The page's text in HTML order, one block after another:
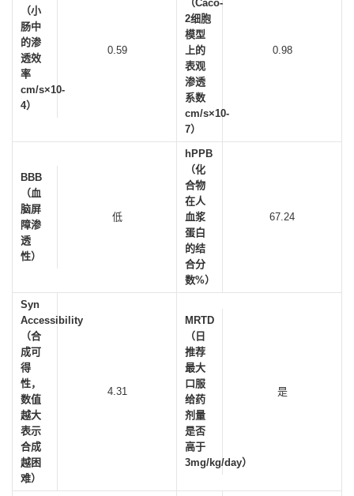
（小
肠中
的渗
透效
率
cm/s×10-
4）
0.59
（Caco-
2细胞
模型
上的
表观
渗透
系数
cm/s×10-
7）
0.98
BBB
（血
脑屏
障渗
透
性）
低
hPPB
（化
合物
在人
血浆
蛋白
的结
合分
数%）
67.24
Syn
Accessibility
（合
成可
得
性，
数值
越大
表示
合成
越困
难）
4.31
MRTD
（日
推荐
最大
口服
给药
剂量
是否
高于
3mg/kg/day）
是